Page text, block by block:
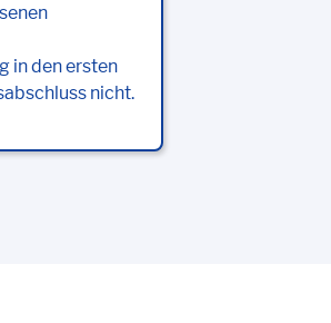
in den ersten
nicht.